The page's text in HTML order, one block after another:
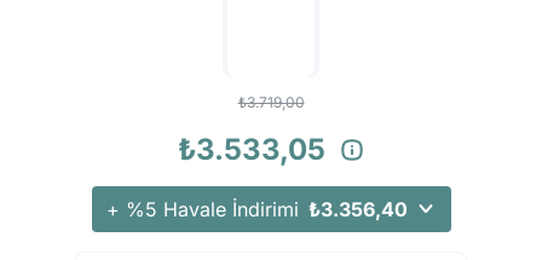
₺3.719,00
₺3.533,05
+ %5 Havale İndirimi ₺3.356,40